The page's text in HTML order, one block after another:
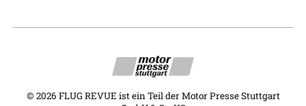
© 2026 FLUG REVUE ist ein Teil der Motor Presse Stuttgart